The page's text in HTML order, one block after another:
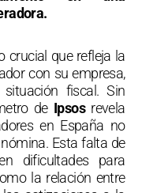
crucial que refleja la
con su empresa,
fiscal. Sin
de Ipsosrevela
en España no
Esta falta de
dificultades para
la relación entre